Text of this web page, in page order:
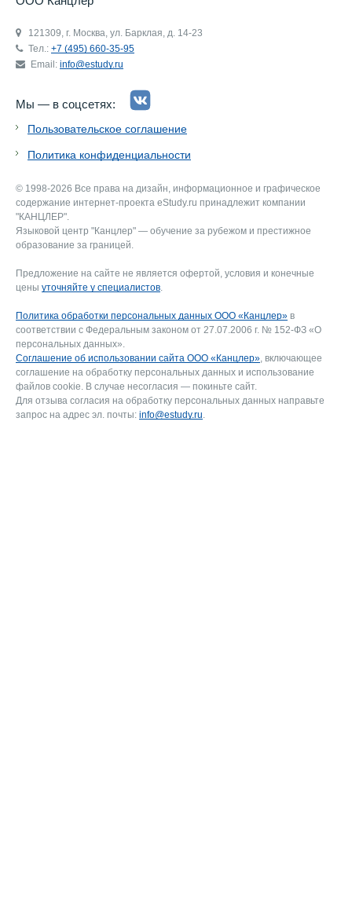
121309, г. Москва, ул. Барклая, д. 14-23
Тел.: +7 (495) 660-35-95
Email: info@estudy.ru
Мы — в соцсетях:
Пользовательское соглашение
Политика конфиденциальности
© 1998-2026 Все права на дизайн, информационное и графическое
содержание интернет-проекта eStudy.ru принадлежит компании
"КАНЦЛЕР".
Языковой центр "Канцлер" — обучение за рубежом и престижное
образование за границей.
Предложение на сайте не является офертой, условия и конечные
цены уточняйте у специалистов.
Политика обработки персональных данных ООО «Канцлер» в
соответствии с Федеральным законом от 27.07.2006 г. № 152-ФЗ «О
персональных данных».
Соглашение об использовании сайта ООО «Канцлер», включающее
соглашение на обработку персональных данных и использование
файлов cookie. В случае несогласия — покиньте сайт.
Для отзыва согласия на обработку персональных данных направьте
запрос на адрес эл. почты: info@estudy.ru.